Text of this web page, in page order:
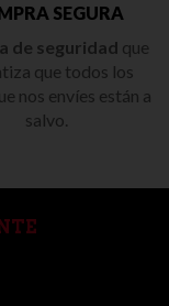
SEGURA
de seguridad que
que todos los
nos envíes están a
salvo.